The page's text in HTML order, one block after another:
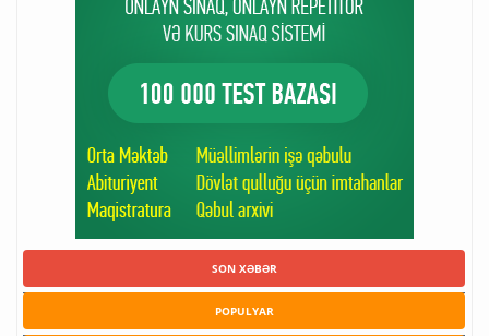
SON XƏBƏR
POPULYAR